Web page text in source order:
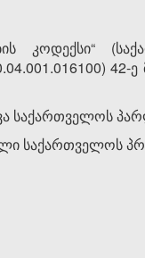
კოდექსი“
42-ე
საქართველოს
საქართველოს